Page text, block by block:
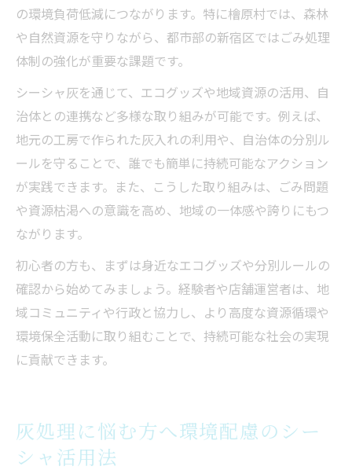
の環境負荷低減につながります。特に檜原村では、森林
や自然資源を守りながら、都市部の新宿区ではごみ処理
体制の強化が重要な課題です。
シーシャ灰を通じて、エコグッズや地域資源の活用、自
治体との連携など多様な取り組みが可能です。例えば、
地元の工房で作られた灰入れの利用や、自治体の分別ル
ールを守ることで、誰でも簡単に持続可能なアクション
が実践できます。また、こうした取り組みは、ごみ問題
や資源枯渇への意識を高め、地域の一体感や誇りにもつ
ながります。
初心者の方も、まずは身近なエコグッズや分別ルールの
確認から始めてみましょう。経験者や店舗運営者は、地
域コミュニティや行政と協力し、より高度な資源循環や
環境保全活動に取り組むことで、持続可能な社会の実現
に貢献できます。
灰処理に悩む方へ環境配慮のシー
シャ活用法